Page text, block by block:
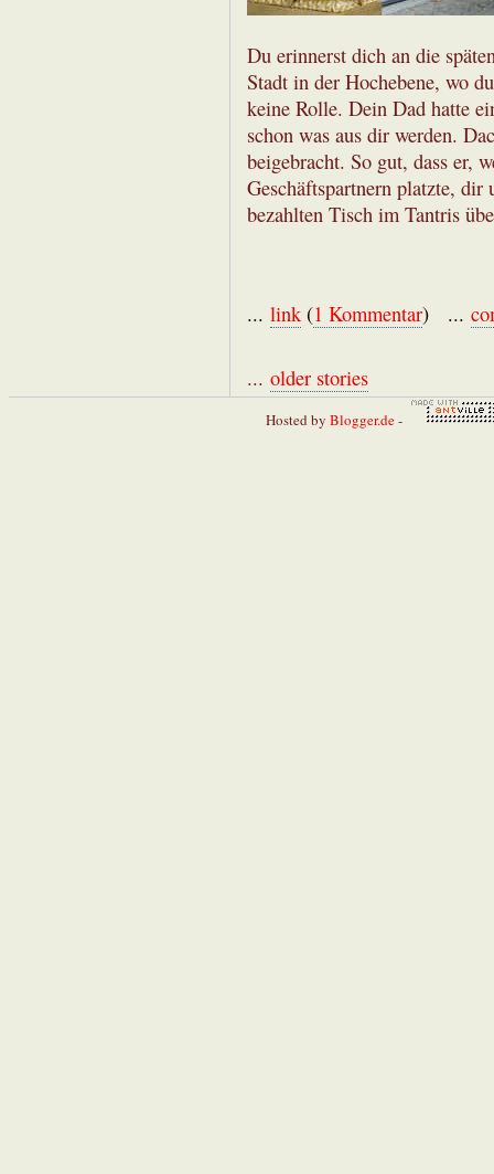
Du erinnerst dich an die
Stadt in der Hochebene, wo
keine Rolle. Dein Dad hatte
schon was aus dir werden.
beigebracht. So gut, dass er,
Geschäftspartnern platzte, dir
bezahlten Tisch im Tantris
... link(1 Kommentar) ...
... older stories
Hosted by Blogger.de-